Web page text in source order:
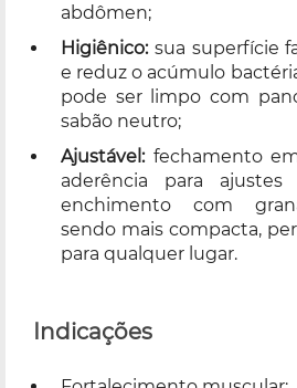
abdômen;
Higiênico:sua superfície
e reduz o acúmulo
pode ser limpo com
sabão neutro;
Ajustável:fechamento
aderência para
enchimento com
sendo mais compacta,
para qualquer lugar.
Indicações